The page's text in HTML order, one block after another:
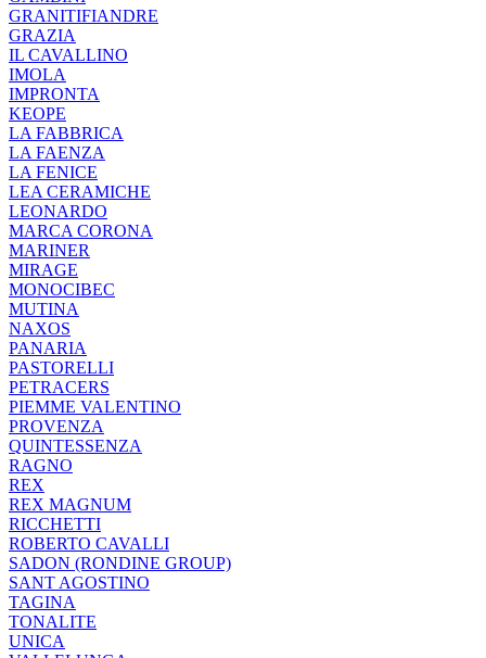
GRANITIFIANDRE
GRAZIA
IL CAVALLINO
IMOLA
IMPRONTA
KEOPE
LA FABBRICA
LA FAENZA
LA FENICE
LEA CERAMICHE
LEONARDO
MARCA CORONA
MARINER
MIRAGE
MONOCIBEC
MUTINA
NAXOS
PANARIA
PASTORELLI
PETRACERS
PIEMME VALENTINO
PROVENZA
QUINTESSENZA
RAGNO
REX
REX MAGNUM
RICCHETTI
ROBERTO CAVALLI
SADON (RONDINE GROUP)
SANT AGOSTINO
TAGINA
TONALITE
UNICA